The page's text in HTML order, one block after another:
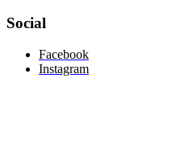
Social
Facebook
Instagram